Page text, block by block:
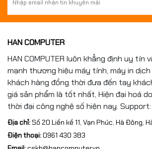
HAN COMPUTER
HAN COMPUTER luôn khẳng định uy tín
mạnh thương hiệu máy tính, máy in
khách hàng đồng thời đưa đến tay
giá sản phẩm là tốt nhất, Hiện đại hoá
thời đại công nghệ số hiện nay. Support:
Địa chỉ:Số 20 Liền kề 11, Vạn Phúc, Hà Đông,
Điện thoại:0961 430 383